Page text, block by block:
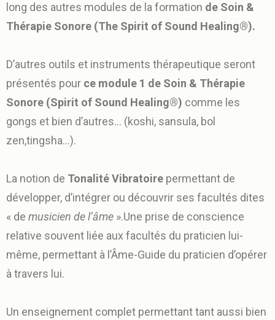
long des autres modules de la formation de Soin &
Thérapie Sonore (The Spirit of Sound Healing®).
D’autres outils et instruments thérapeutique seront
présentés pour ce module 1 de Soin & Thérapie
Sonore (Spirit of Sound Healing®) comme les
gongs et bien d’autres… (koshi, sansula, bol
zen,tingsha…).
La notion de Tonalité Vibratoire permettant de
développer, d’intégrer ou découvrir ses facultés dites
« de musicien de l’âme ».Une prise de conscience
relative souvent liée aux facultés du praticien lui-
même, permettant à l’Âme-Guide du praticien d’opérer
à travers lui.
Un enseignement complet permettant tant aussi bien